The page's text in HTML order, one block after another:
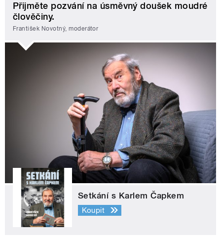
Přijměte pozvání na úsměvný doušek moudré
člověčiny.
František Novotný, moderátor
Setkání s Karlem Čapkem
Koupit